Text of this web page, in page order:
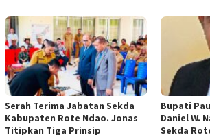
Serah Terima Jabatan Sekda
Kabupaten Rote Ndao. Jonas
Titipkan Tiga Prinsip
Bupati
Daniel W.
Sekda